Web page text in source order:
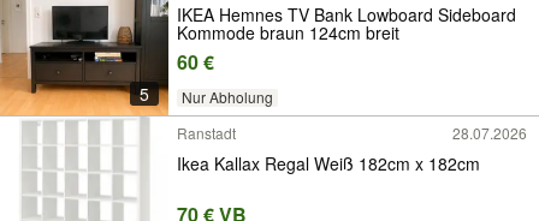
5
IKEA Hemnes TV Bank Lowboard Sideboard
Kommode braun 124cm breit
60 €
Nur Abholung
Ranstadt 28.07.2026
Ikea Kallax Regal Weiß 182cm x 182cm
70 € VB